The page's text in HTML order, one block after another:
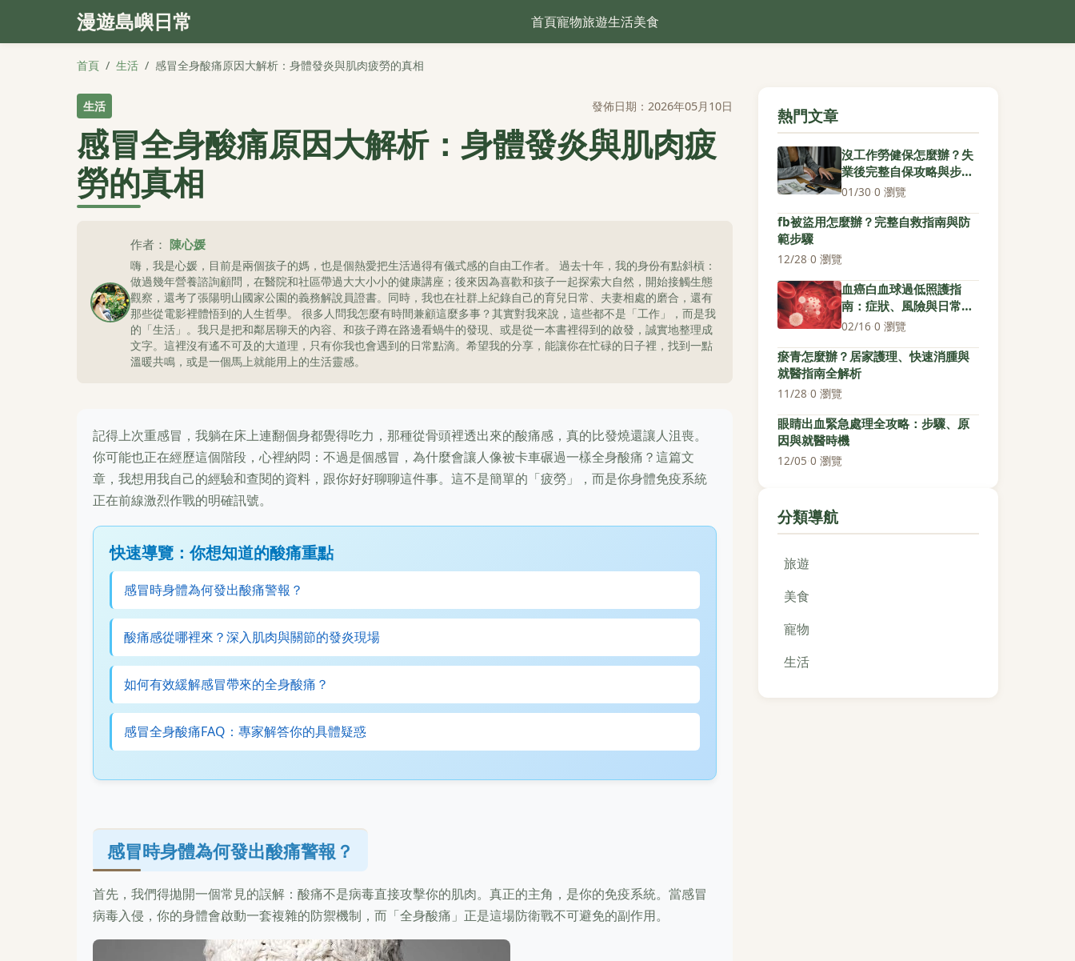
漫遊島嶼日常 首頁寵物旅遊生活美食
首頁 / 生活 / 感冒全身酸痛原因大解析：身體發炎與肌肉疲勞的真相
生活 發佈日期：2026年05月10日
感冒全身酸痛原因大解析：身體發炎與肌肉疲
勞的真相
作者： 陳心媛
嗨，我是心媛，目前是兩個孩子的媽，也是個熱愛把生活過得有儀式感的自由工作者。 過去十年，我的身份有點斜槓：
做過幾年營養諮詢顧問，在醫院和社區帶過大大小小的健康講座；後來因為喜歡和孩子一起探索大自然，開始接觸生態
觀察，還考了張陽明山國家公園的義務解說員證書。同時，我也在社群上紀錄自己的育兒日常、夫妻相處的磨合，還有
那些從電影裡體悟到的人生哲學。 很多人問我怎麼有時間兼顧這麼多事？其實對我來說，這些都不是「工作」，而是我
的「生活」。我只是把和鄰居聊天的內容、和孩子蹲在路邊看蝸牛的發現、或是從一本書裡得到的啟發，誠實地整理成
文字。這裡沒有遙不可及的大道理，只有你我也會遇到的日常點滴。希望我的分享，能讓你在忙碌的日子裡，找到一點
溫暖共鳴，或是一個馬上就能用上的生活靈感。
記得上次重感冒，我躺在床上連翻個身都覺得吃力，那種從骨頭裡透出來的酸痛感，真的比發燒還讓人沮喪。
你可能也正在經歷這個階段，心裡納悶：不過是個感冒，為什麼會讓人像被卡車碾過一樣全身酸痛？這篇文
章，我想用我自己的經驗和查閱的資料，跟你好好聊聊這件事。這不是簡單的「疲勞」，而是你身體免疫系統
正在前線激烈作戰的明確訊號。
快速導覽：你想知道的酸痛重點
感冒時身體為何發出酸痛警報？
酸痛感從哪裡來？深入肌肉與關節的發炎現場
如何有效緩解感冒帶來的全身酸痛？
感冒全身酸痛FAQ：專家解答你的具體疑惑
感冒時身體為何發出酸痛警報？
首先，我們得拋開一個常見的誤解：酸痛不是病毒直接攻擊你的肌肉。真正的主角，是你的免疫系統。當感冒
病毒入侵，你的身體會啟動一套複雜的防禦機制，而「全身酸痛」正是這場防衛戰不可避免的副作用。
熱門文章
沒工作勞健保怎麼辦？失
業後完整自保攻略與步驟
指南
01/30·0 瀏覽
fb被盜用怎麼辦？完整自救指南與防
範步驟
12/28·0 瀏覽
血癌白血球過低照護指
南：症狀、風險與日常防
護對策
02/16·0 瀏覽
瘀青怎麼辦？居家護理、快速消腫與
就醫指南全解析
11/28·0 瀏覽
眼睛出血緊急處理全攻略：步驟、原
因與就醫時機
12/05·0 瀏覽
分類導航
旅遊
美食
寵物
生活